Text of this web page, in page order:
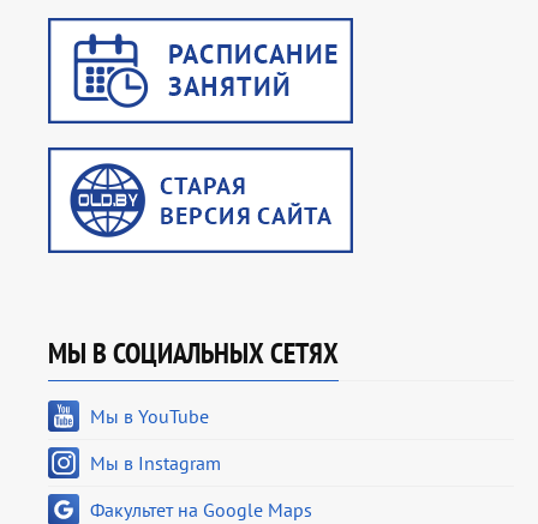
МЫ В СОЦИАЛЬНЫХ СЕТЯХ
Мы в YouTube
Мы в Instagram
Факультет на Google Maps